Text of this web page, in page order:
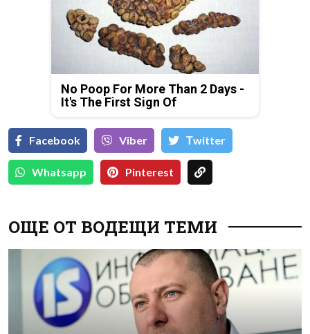
No Poop For More Than 2 Days -
It's The First Sign Of
Facebook Viber Тwitter
Whatsapp Pinterest
ОЩЕ ОТ ВОДЕЩИ ТЕМИ